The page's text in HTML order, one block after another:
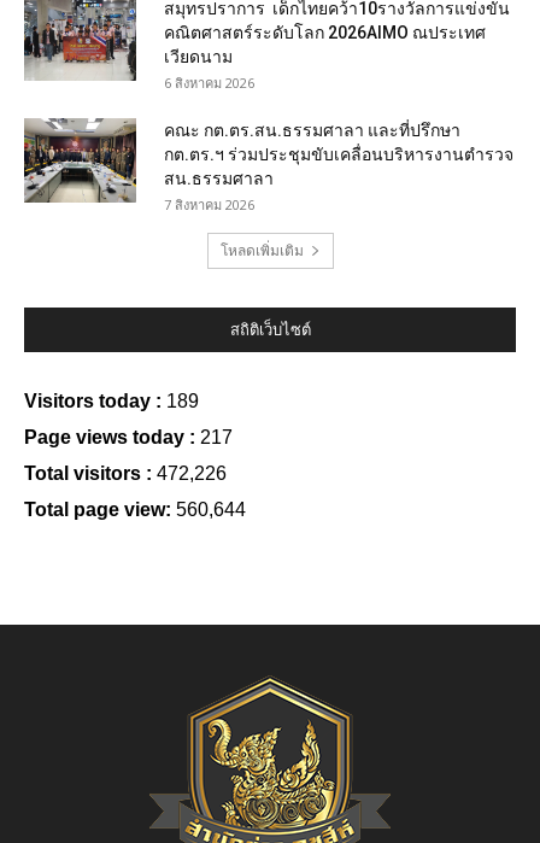
สมุทรปราการ เด็กไทยคว้า10รางวัลการแข่งขัน
คณิตศาสตร์ระดับโลก 2026AIMO ณประเทศ
เวียดนาม
6 สิงหาคม 2026
คณะ กต.ตร.สน.ธรรมศาลา และที่ปรึกษา
กต.ตร.ฯ ร่วมประชุมขับเคลื่อนบริหารงานตำรวจ
สน.ธรรมศาลา
7 สิงหาคม 2026
โหลดเพิ่มเติม
สถิติเว็บไซต์
Visitors today : 189
Page views today : 217
Total visitors : 472,226
Total page view: 560,644